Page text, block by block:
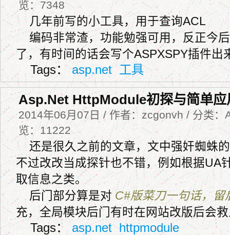
览：7348
几年前写的小工具，用于查询ACL
编码非常渣，功能勉强可用，反正今
了，有时间的话会写个ASPXSPY插件出
Tags：asp.net 工具
Asp.Net HttpModule初探与简单应
2014年06月07日 / 作者：zcgonvh / 分类：
览：11222
还是很久之前的文章，文中强奸蜘蛛
不过改改当成探针也不错，例如根据UA
取信息之类。
后门部分算是对C#版菜刀一句话，留
充，全局模块后门有时在网站改版后会
Tags： asp.net httpmodule